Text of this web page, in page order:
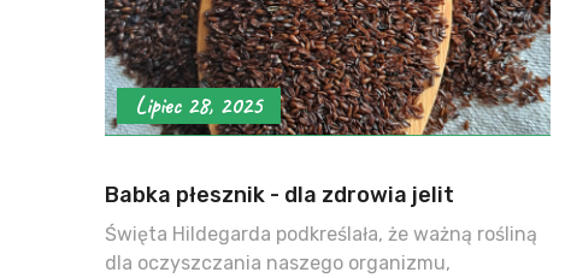
Lipiec 28, 2025
Babka płesznik - dla zdrowia jelit
Święta Hildegarda podkreślała, że ważną rośliną
dla oczyszczania naszego organizmu,